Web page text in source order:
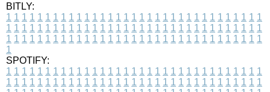
BITLY:
1 1 1 1 1 1 1 1 1 1 1 1 1 1 1 1 1 1 1 1 1 1 1 1 1 1 1 1 1 1 1 1 1
1 1 1 1 1 1 1 1 1 1 1 1 1 1 1 1 1 1 1 1 1 1 1 1 1 1 1 1 1 1 1 1 1
1 1 1 1 1 1 1 1 1 1 1 1 1 1 1 1 1 1 1 1 1 1 1 1 1 1 1 1 1 1 1 1 1
1
SPOTIFY:
1 1 1 1 1 1 1 1 1 1 1 1 1 1 1 1 1 1 1 1 1 1 1 1 1 1 1 1 1 1 1 1 1
1 1 1 1 1 1 1 1 1 1 1 1 1 1 1 1 1 1 1 1 1 1 1 1 1 1 1 1 1 1 1 1 1